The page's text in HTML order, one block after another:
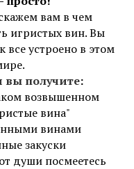
вам в чем
игристых вин. Вы
все устроено в этом
вы получите:
возвышенном
вина"
винами
закуски
души посмеетесь